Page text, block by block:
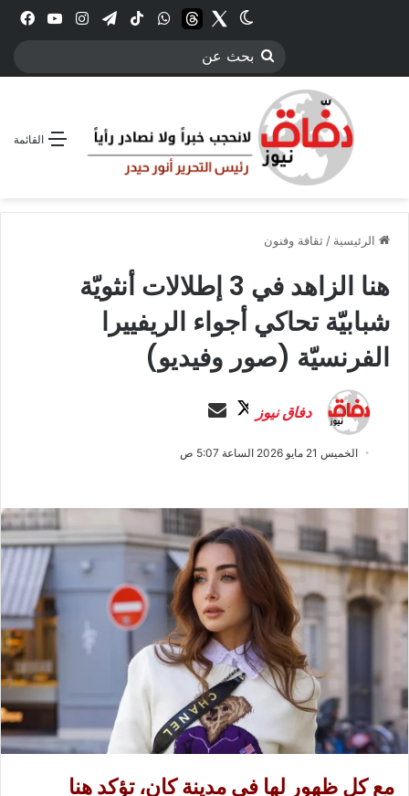
انستقرامتيلقرام‫TikTokواتسابthreadsTwitter
الوضع المظلم
بحث
القائمة
الرئيسية /ثقافة وفنون
هنا الزاهد في 3 إطلالات أنثويّة
شبابيّة تحاكي أجواء الريفييرا
الفرنسيّة (صور وفيديو)
دفاق نيوز
ت
ب
ل
ى
X
س
ر
ي
د
ا
إ
ل
ك
ت
ر
و
ن
ي
الخميس 21 مايو 2026 الساعة 5:07 ص
مع كل ظهور لها في مدينة كان، تؤكد هنا